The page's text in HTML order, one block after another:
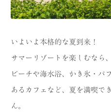
動物と触れ合える場所
神社仏閣
人
ABOUT
いよいよ本格的な夏到来！
サマーリゾートを楽しむなら
ビーチや海水浴、かき氷・パ
あるカフェなど、夏を満喫で
ん。